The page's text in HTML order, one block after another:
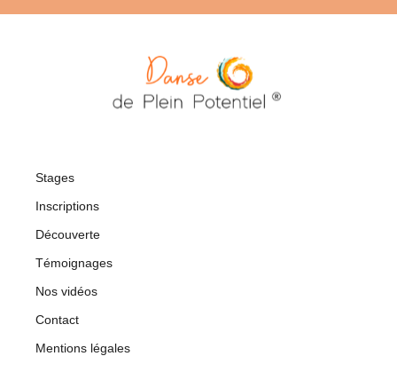
Stages
Inscriptions
Découverte
Témoignages
Nos vidéos
Contact
Mentions légales